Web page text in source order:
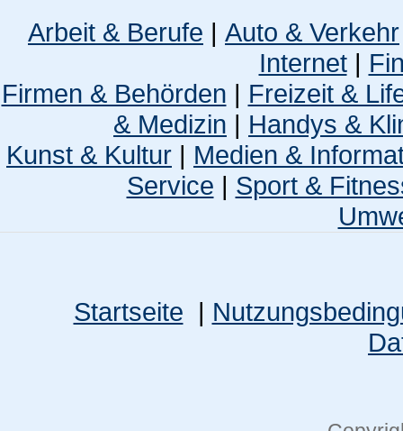
Arbeit & Berufe | Auto & Verkehr
Internet|
Firmen & Behörden | Freizeit &
& Medizin | Handys &
Kunst & Kultur | Medien &
Service | Sport &
Startseite |